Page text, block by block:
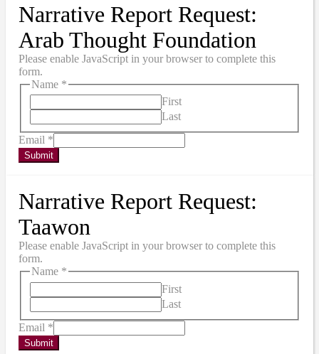
Narrative Report Request:
Arab Thought Foundation
Please enable JavaScript in your browser to complete this
form.
Name *
First
Last
Email *
Submit
Narrative Report Request:
Taawon
Please enable JavaScript in your browser to complete this
form.
Name *
First
Last
Email *
Submit